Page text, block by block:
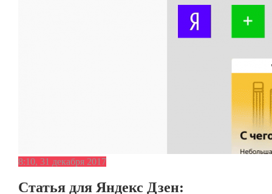
8:10, 31 декабря 2017
Статья для Яндекс Дзен: